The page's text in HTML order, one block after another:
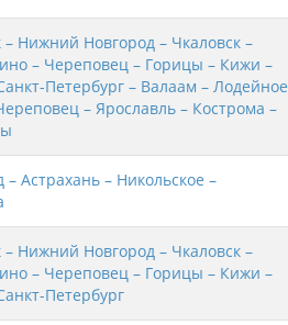
Нижний Новгород – Чкаловск –
– Череповец – Горицы – Кижи –
Петербург – Валаам – Лодейное
– Ярославль – Кострома –
Астрахань – Никольское –
Нижний Новгород – Чкаловск –
– Череповец – Горицы – Кижи –
Петербург